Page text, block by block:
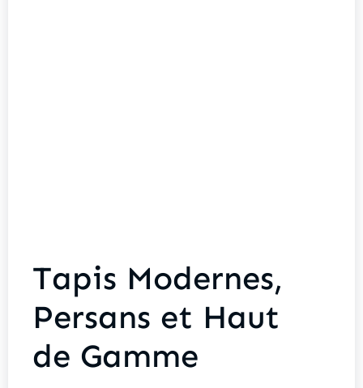
Tapis Modernes,
Persans et Haut
de Gamme